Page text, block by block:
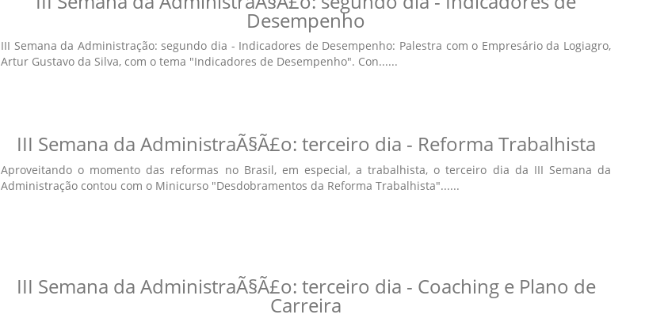
Desempenho
III Semana da Administração: segundo dia - Indicadores de Desempenho: Palestra com o Empresário da Logiagro,
Artur Gustavo da Silva, com o tema "Indicadores de Desempenho". Con......
III Semana da AdministraÃ§Ã£o: terceiro dia - Reforma Trabalhista
Aproveitando o momento das reformas no Brasil, em especial, a trabalhista, o terceiro dia da III Semana da
Administração contou com o Minicurso "Desdobramentos da Reforma Trabalhista"......
III Semana da AdministraÃ§Ã£o: terceiro dia - Coaching e Plano de
Carreira